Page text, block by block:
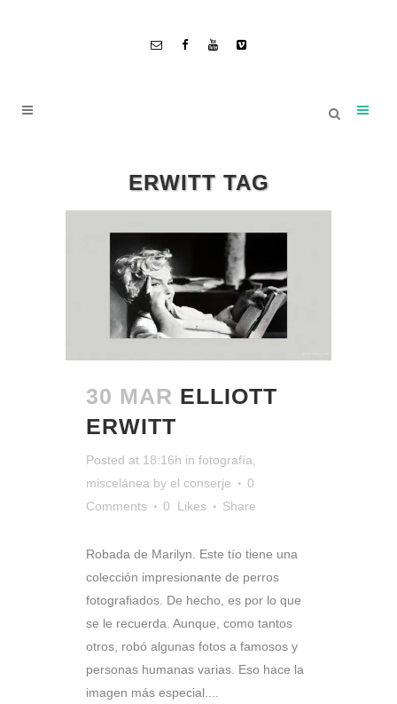
ERWITT TAG
30 MAR ELLIOTT
ERWITT
Posted at 18:16h in fotografía
miscelánea by el conserje
0
Comments
0 Likes Share
Robada de Marilyn. Este tío tiene una
colección impresionante de perros
fotografiados. De hecho, es por lo que
se le recuerda. Aunque, como tantos
otros, robó algunas fotos a famosos y
personas humanas varias. Eso hace la
imagen más especial....